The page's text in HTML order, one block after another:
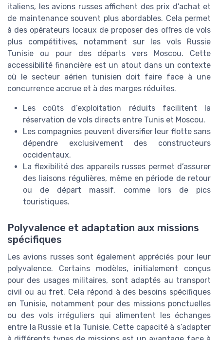
italiens, les avions russes affichent des prix d’achat et
de maintenance souvent plus abordables. Cela permet
à des opérateurs locaux de proposer des offres de vols
plus compétitives, notamment sur les vols Russie
Tunisie ou pour des départs vers Moscou. Cette
accessibilité financière est un atout dans un contexte
où le secteur aérien tunisien doit faire face à une
concurrence accrue et à des marges réduites.
Les coûts d’exploitation réduits facilitent la
réservation de vols directs entre Tunis et Moscou.
Les compagnies peuvent diversifier leur flotte sans
dépendre exclusivement des constructeurs
occidentaux.
La flexibilité des appareils russes permet d’assurer
des liaisons régulières, même en période de retour
ou de départ massif, comme lors de pics
touristiques.
Polyvalence et adaptation aux missions
spécifiques
Les avions russes sont également appréciés pour leur
polyvalence. Certains modèles, initialement conçus
pour des usages militaires, sont adaptés au transport
civil ou au fret. Cela répond à des besoins spécifiques
en Tunisie, notamment pour des missions ponctuelles
ou des vols irréguliers qui alimentent les échanges
entre la Russie et la Tunisie. Cette capacité à s’adapter